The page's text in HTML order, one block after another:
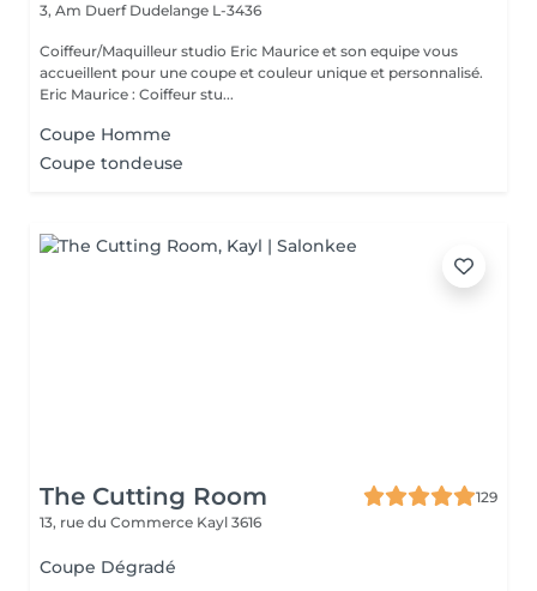
3, Am Duerf Dudelange L-3436
Coiffeur/Maquilleur studio Eric Maurice et son equipe vous
accueillent pour une coupe et couleur unique et personnalisé.
Eric Maurice : Coiffeur stu...
Coupe Homme
Coupe tondeuse
The Cutting Room
129
13, rue du Commerce Kayl 3616
Coupe Dégradé